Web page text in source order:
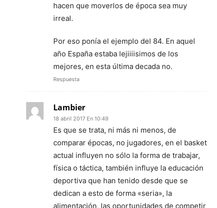
hacen que moverlos de época sea muy
irreal.
Por eso ponía el ejemplo del 84. En aquel
año España estaba lejiiiisimos de los
mejores, en esta última decada no.
Respuesta
Lambier
18 abril 2017 En 10:49
Es que se trata, ni más ni menos, de
comparar épocas, no jugadores, en el basket
actual influyen no sólo la forma de trabajar,
física o táctica, también influye la educación
deportiva que han tenido desde que se
dedican a esto de forma «seria», la
alimentación, las oportunidades de competir